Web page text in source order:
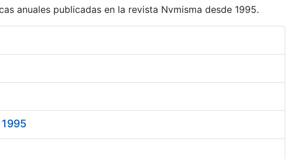
anuales publicadas en la revista Nvmisma desde 1995.